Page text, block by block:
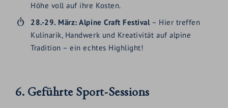
Höhe voll auf ihre Kosten.
28.-29. März: Alpine Craft Festival– Hier treffen
Kulinarik, Handwerk und Kreativität auf alpine
Tradition – ein echtes Highlight!
6. Geführte Sport-Sessions